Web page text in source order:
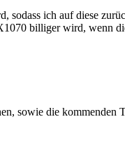
ich auf diese
billiger wird, wenn
sowie die kommenden